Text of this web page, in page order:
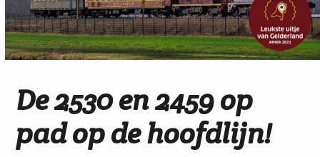
De 2530 en 2459 op
pad op de hoofdlijn!